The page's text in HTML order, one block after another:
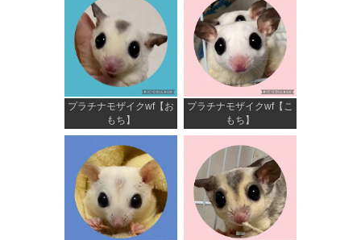
プラチナモザイクwf【お
もち】
プラチナモザイクwf【こ
もち】